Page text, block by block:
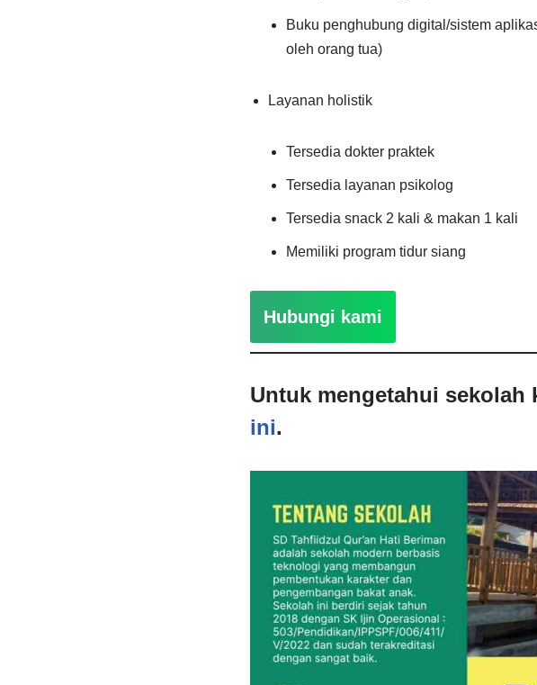
Buku penghubung digital/sistem
oleh orang tua)
Layanan holistik
Tersedia dokter praktek
Tersedia layanan psikolog
Tersedia snack 2 kali & makan 1 kali
Memiliki program tidur siang
Hubungi kami
Untuk mengetahui
ini.